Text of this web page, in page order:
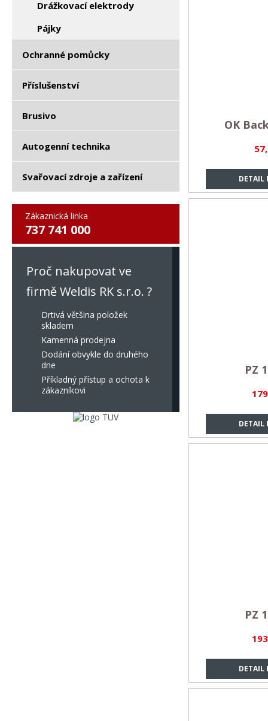
Drážkovací elektrody
Pájky
Ochranné pomůcky
Příslušenství
Brusivo
Autogenní technika
Svařovací zdroje a zařízení
Zákaznická linka
737 741 000
Proč nakupovat ve
firmě Weldis RK s.r.o. ?
Drtivá většina položek
skladem
Kamenná prodejna
Dodání obvykle do druhého
dne
Příkladný přístup a ochota k
zákazníkovi
DETAIL
OK
DETAIL
PZ
DETAIL
PZ